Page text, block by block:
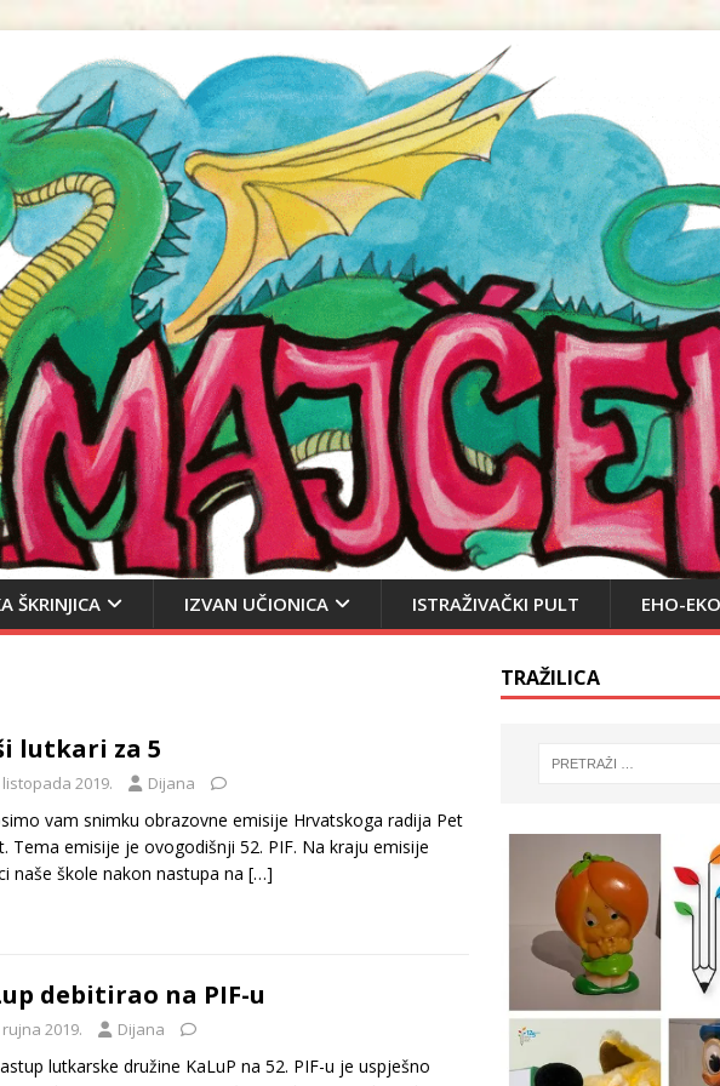
ŠKRINJICA IZVAN UČIONICA ISTRAŽIVAČKI PULT EHO-
lutkari za 5
listopada 2019. Dijana
vam snimku obrazovne emisije Hrvatskoga radija Pet
Tema emisije je ovogodišnji 52. PIF. Na kraju emisije
naše škole nakon nastupa na […]
debitirao na PIF-u
rujna 2019. Dijana
lutkarske družine KaLuP na 52. PIF-u je uspješno
TRAŽILICA